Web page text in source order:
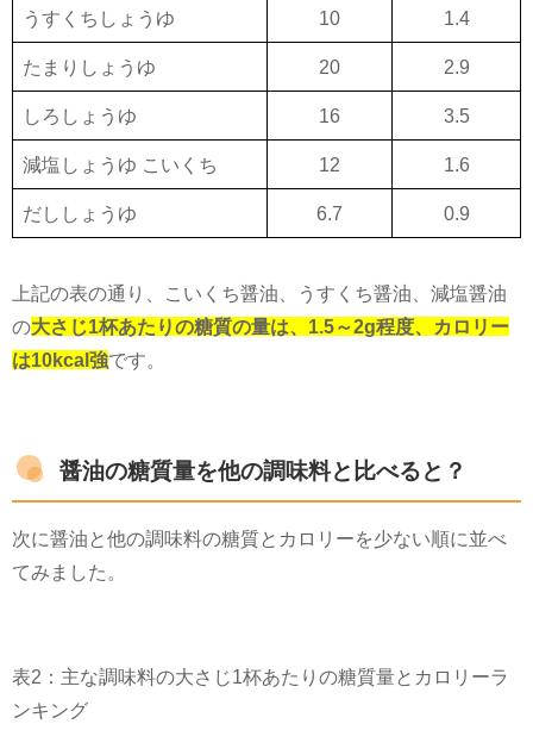
うすくちしょうゆ 10 1.4
たまりしょうゆ 20 2.9
しろしょうゆ 16 3.5
減塩しょうゆ こいくち 12 1.6
だししょうゆ 6.7 0.9
上記の表の通り、こいくち醤油、うすくち醤油、減塩醤油
の大さじ1杯あたりの糖質の量は、1.5～2g程度、カロリー
は10kcal強です。
醤油の糖質量を他の調味料と比べると？
次に醤油と他の調味料の糖質とカロリーを少ない順に並べ
てみました。
表2 ：主な調味料の大さじ 1 杯あたりの糖質量とカロリーラ
ンキング